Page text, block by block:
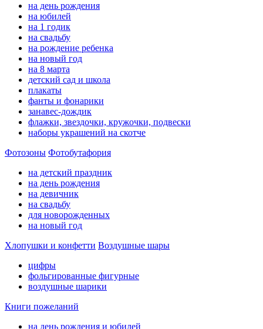
на день рождения
на юбилей
на 1 годик
на свадьбу
на рождение ребенка
на новый год
на 8 марта
детский сад и школа
плакаты
фанты и фонарики
занавес-дождик
флажки, звездочки, кружочки, подвески
наборы украшений на скотче
Фотозоны Фотобутафория
на детский праздник
на день рождения
на девичник
на свадьбу
для новорожденных
на новый год
Хлопушки и конфетти Воздушные шары
цифры
фольгированные фигурные
воздушные шарики
Книги пожеланий
на день рождения и юбилей